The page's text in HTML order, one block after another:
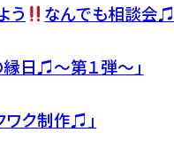
う なんでも相談会♫
日♫～第１弾～」
ワク制作♫」